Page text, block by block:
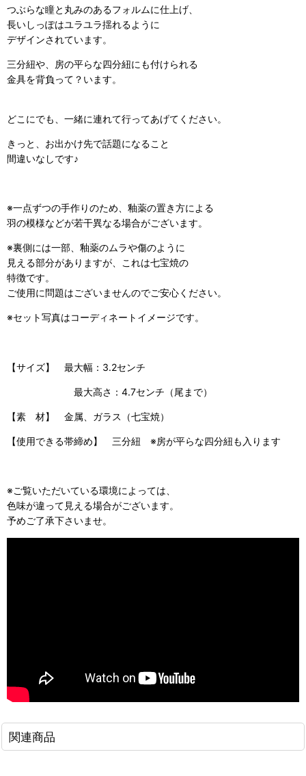
つぶらな瞳と丸みのあるフォルムに仕上げ、
長いしっぽはユラユラ揺れるように
デザインされています。
三分紐や、房の平らな四分紐にも付けられる
金具を背負って？います。
どこにでも、一緒に連れて行ってあげてください。
きっと、お出かけ先で話題になること
間違いなしです♪
※一点ずつの手作りのため、釉薬の置き方による
羽の模様などが若干異なる場合がございます。
※裏側には一部、釉薬のムラや傷のように
見える部分がありますが、これは七宝焼の
特徴です。
ご使用に問題はございませんのでご安心ください。
※セット写真はコーディネートイメージです。
【サイズ】 最大幅：3.2センチ
最大高さ：4.7センチ（尾まで）
【素 材】 金属、ガラス（七宝焼）
【使用できる帯締め】 三分紐 ※房が平らな四分紐も入ります
※ご覧いただいている環境によっては、
色味が違って見える場合がございます。
予めご了承下さいませ。
関連商品